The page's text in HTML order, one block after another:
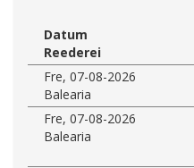
Datum
Reederei
Fre, 07-08-2026
Balearia
Fre, 07-08-2026
Balearia